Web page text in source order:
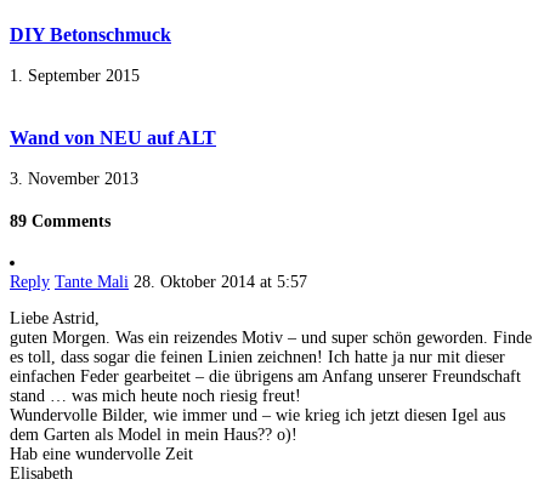
DIY Betonschmuck
1. September 2015
Wand von NEU auf ALT
3. November 2013
89 Comments
Reply Tante Mali 28. Oktober 2014 at 5:57
Liebe Astrid,
guten Morgen. Was ein reizendes Motiv – und super schön geworden. Finde
es toll, dass sogar die feinen Linien zeichnen! Ich hatte ja nur mit dieser
einfachen Feder gearbeitet – die übrigens am Anfang unserer Freundschaft
stand … was mich heute noch riesig freut!
Wundervolle Bilder, wie immer und – wie krieg ich jetzt diesen Igel aus
dem Garten als Model in mein Haus?? o)!
Hab eine wundervolle Zeit
Elisabeth